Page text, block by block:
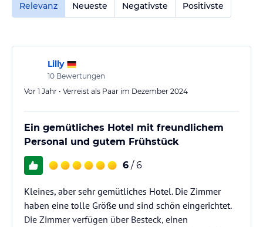
Relevanz
Neueste Negativste Positivste
Lilly
10 Bewertungen
Vor 1 Jahr • Verreist als Paar im Dezember 2024
Ein gemütliches Hotel mit freundlichem
Personal und gutem Frühstück
6 / 6
Kleines, aber sehr gemütliches Hotel. Die Zimmer
haben eine tolle Größe und sind schön eingerichtet.
Die Zimmer verfügen über Besteck, einen